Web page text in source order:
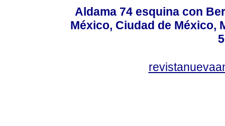
Aldama 74 esquina con
México, Ciudad de México,